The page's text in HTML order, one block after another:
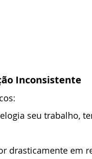
Inconsistente
seu trabalho,
drasticamente em